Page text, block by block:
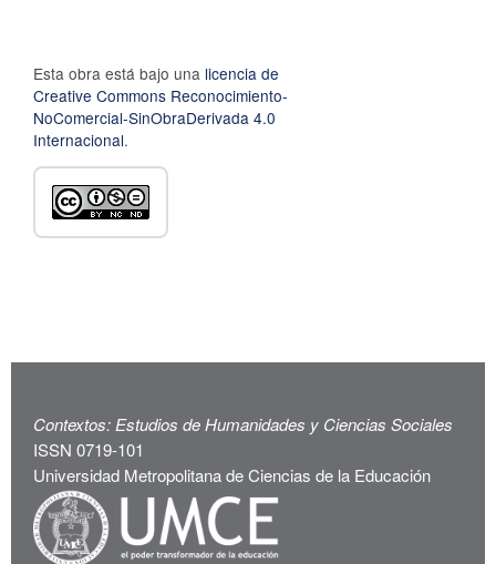
Esta obra está bajo una licencia de
Creative Commons Reconocimiento-
NoComercial-SinObraDerivada 4.0
Internacional.
Contextos: Estudios de Humanidades y Ciencias Sociales
ISSN 0719-101
Universidad Metropolitana de Ciencias de la Educación